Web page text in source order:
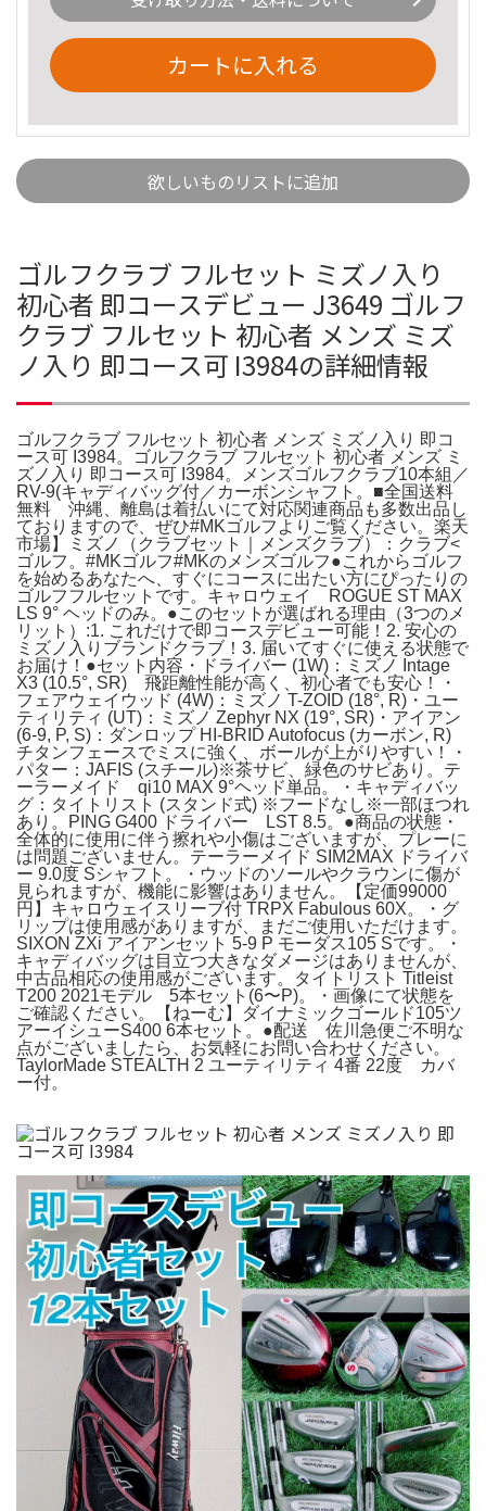
カートに入れる
欲しいものリストに追加
ゴルフクラブ フルセット ミズノ入り
初心者 即コースデビュー J3649 ゴルフ
クラブ フルセット 初心者 メンズ ミズ
ノ入り 即コース可 I3984の詳細情報
ゴルフクラブ フルセット 初心者 メンズ ミズノ入り 即コ
ース可 I3984。ゴルフクラブ フルセット 初心者 メンズ ミ
ズノ入り 即コース可 I3984。メンズゴルフクラブ10本組／
RV-9(キャディバッグ付／カーボンシャフト。■全国送料
無料 沖縄、離島は着払いにて対応関連商品も多数出品し
ておりますので、ぜひ#MKゴルフよりご覧ください。楽天
市場】ミズノ（クラブセット｜メンズクラブ）：クラブ<
ゴルフ。#MKゴルフ#MKのメンズゴルフ●これからゴルフ
を始めるあなたへ、すぐにコースに出たい方にぴったりの
ゴルフフルセットです。キャロウェイ ROGUE ST MAX
LS 9° ヘッドのみ。●このセットが選ばれる理由（3つのメ
リット）:1. これだけで即コースデビュー可能！2. 安心の
ミズノ入りブランドクラブ！3. 届いてすぐに使える状態で
お届け！●セット内容・ドライバー (1W)：ミズノ Intage
X3 (10.5°, SR) 飛距離性能が高く、初心者でも安心！・
フェアウェイウッド (4W)：ミズノ T-ZOID (18°, R)・ユー
ティリティ (UT)：ミズノ Zephyr NX (19°, SR)・アイアン
(6-9, P, S)：ダンロップ HI-BRID Autofocus (カーボン, R)
チタンフェースでミスに強く、ボールが上がりやすい！・
パター：JAFIS (スチール)※茶サビ、緑色のサビあり。テ
ーラーメイド qi10 MAX 9°ヘッド単品。・キャディバッ
グ：タイトリスト (スタンド式) ※フードなし※一部ほつれ
あり。PING G400 ドライバー LST 8.5。●商品の状態・
全体的に使用に伴う擦れや小傷はございますが、プレーに
は問題ございません。テーラーメイド SIM2MAX ドライバ
ー 9.0度 Sシャフト。・ウッドのソールやクラウンに傷が
見られますが、機能に影響はありません。【定価99000
円】キャロウェイスリーブ付 TRPX Fabulous 60X。・グ
リップは使用感がありますが、まだご使用いただけます。
SIXON ZXi アイアンセット 5-9 P モーダス105 Sです。・
キャディバッグは目立つ大きなダメージはありませんが、
中古品相応の使用感がございます。タイトリスト Titleist
T200 2021モデル 5本セット(6〜P)。・画像にて状態を
ご確認ください。【ねーむ】ダイナミックゴールド105ツ
アーイシューS400 6本セット。●配送 佐川急便ご不明な
点がございましたら、お気軽にお問い合わせください。
TaylorMade STEALTH 2 ユーティリティ 4番 22度 カバ
ー付。